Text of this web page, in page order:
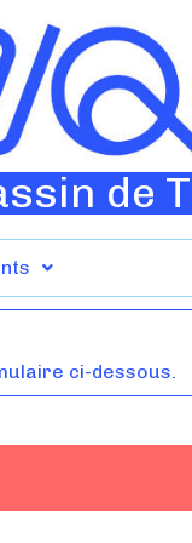
de
ci-dessous.